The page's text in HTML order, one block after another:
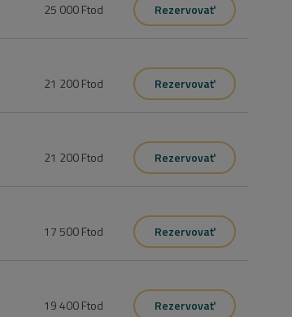
25 000 Ftod
Rezervovať
21 200 Ftod
Rezervovať
21 200 Ftod
Rezervovať
17 500 Ftod
Rezervovať
19 400 Ftod
Rezervovať